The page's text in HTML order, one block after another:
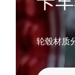
轮毂材质